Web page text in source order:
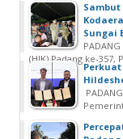
Sambut
Sungai
(HJK) Padang ke-357,